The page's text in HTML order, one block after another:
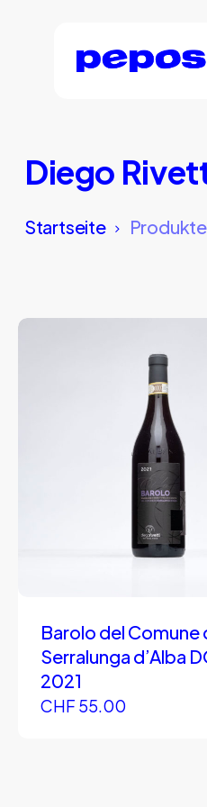
Diego
Startseite
Barolo del Comune
Serralunga d’Alba
2021
CHF 55.00